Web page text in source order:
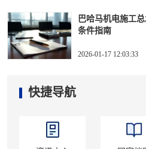
巴哈马机电施工
条件指南
2026-01-17 12:03:33
快捷导航